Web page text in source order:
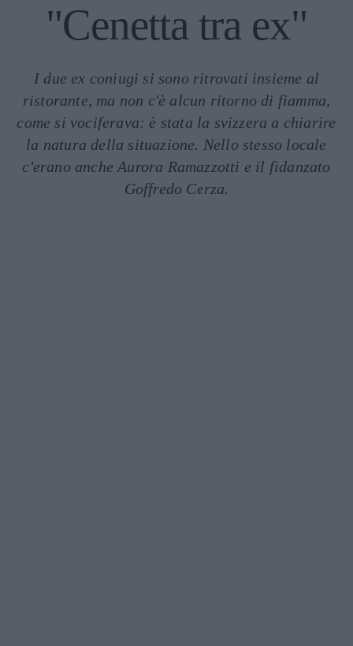
"Cenetta tra ex"
I due ex coniugi si sono ritrovati insieme al
ristorante, ma non c'è alcun ritorno di fiamma,
come si vociferava: è stata la svizzera a chiarire
la natura della situazione. Nello stesso locale
c'erano anche Aurora Ramazzotti e il fidanzato
Goffredo Cerza.